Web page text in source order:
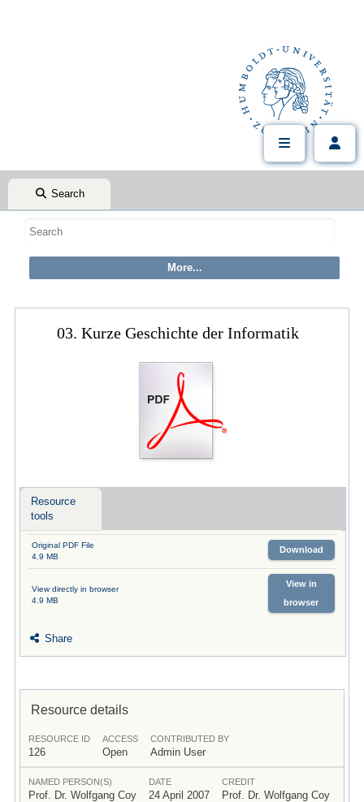
Search
03. Kurze Geschichte der Informatik
Resource
tools
Original PDF File
4.9 MB
Download
View directly in browser
4.9 MB
View in
browser
Share
Resource details
RESOURCE ID
126
ACCESS
Open
CONTRIBUTED BY
Admin User
NAMED PERSON(S)
Prof. Dr. Wolfgang Coy
DATE
24 April 2007
CREDIT
Prof. Dr. Wolfgang Coy